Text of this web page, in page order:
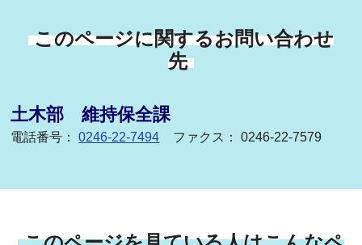
このページに関するお問い合わせ
先
土木部 維持保全課
電話番号：0246-22-7494 ファクス： 0246-22-7579